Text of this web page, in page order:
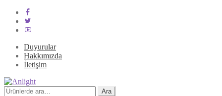
Duyurular
Hakkımızda
İletişim
Dolaşıma
geç
İçeriğe
geç
Ara: Ara